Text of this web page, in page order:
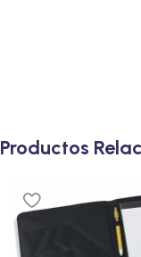
Productos